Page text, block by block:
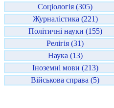
Соціологія (305)
Журналістика (221)
Політичні науки (155)
Релігія (31)
Наука (13)
Іноземні мови (213)
Військова справа (5)